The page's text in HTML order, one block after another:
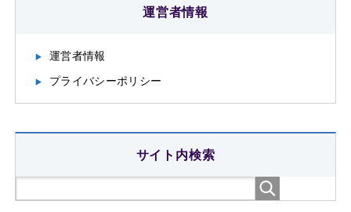
運営者情報
運営者情報
プライバシーポリシー
サイト内検索